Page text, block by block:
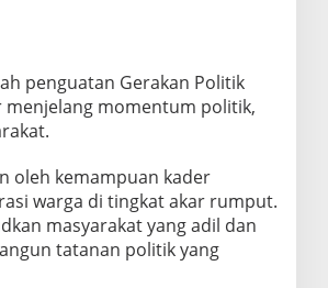
penguatan Gerakan Politik
menjelang momentum politik,
oleh kemampuan kader
warga di tingkat akar rumput.
masyarakat yang adil dan
tatanan politik yang